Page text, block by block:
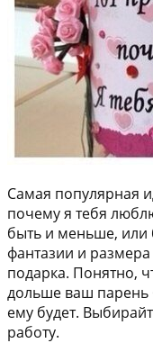
Самая популярная
почему я тебя
быть и меньше, или
фантазии и
подарка. Понятно,
дольше ваш парень
ему будет.
работу.